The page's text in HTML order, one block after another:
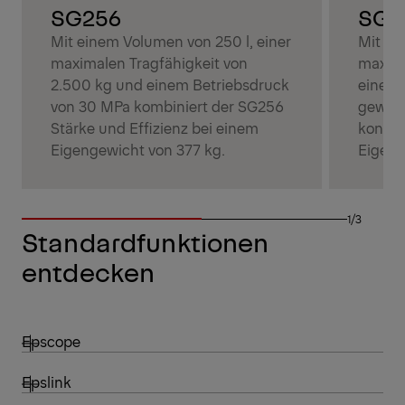
SG256
Mit einem Volumen von 250 l, einer
maximalen Tragfähigkeit von
2.500 kg und einem Betriebsdruck
von 30 MPa kombiniert der SG256
Stärke und Effizienz bei einem
Eigengewicht von 377 kg.
Mit
einem
1/3
Standardfunktionen
entdecken
Epscope
Epslink